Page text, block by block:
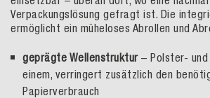
Verpackungslösung gefragt ist. Die
ermöglicht ein müheloses Abrollen und
geprägte Wellenstruktur– Polster- und
einem, verringert zusätzlich den
Papierverbrauch